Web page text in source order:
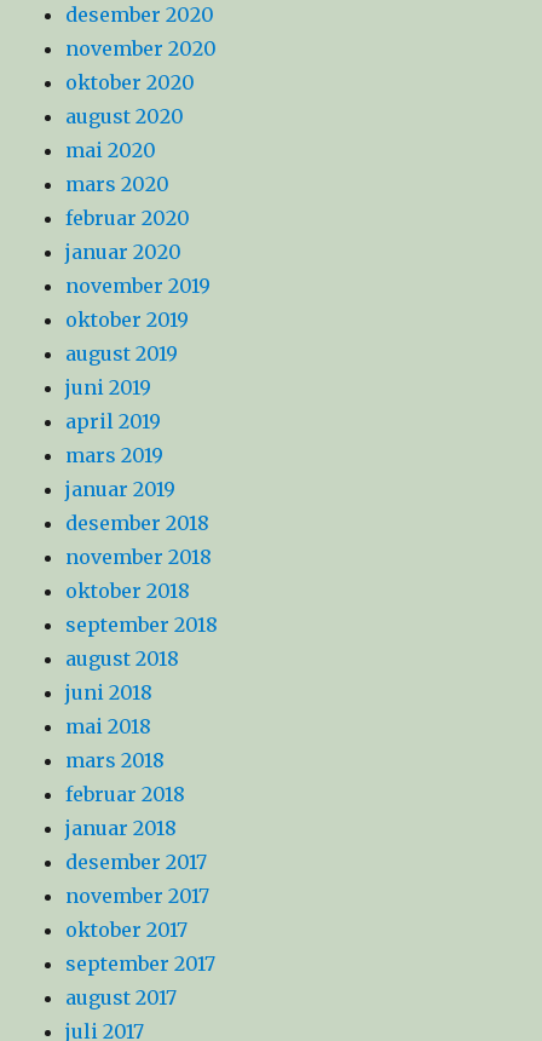
desember 2020
november 2020
oktober 2020
august 2020
mai 2020
mars 2020
februar 2020
januar 2020
november 2019
oktober 2019
august 2019
juni 2019
april 2019
mars 2019
januar 2019
desember 2018
november 2018
oktober 2018
september 2018
august 2018
juni 2018
mai 2018
mars 2018
februar 2018
januar 2018
desember 2017
november 2017
oktober 2017
september 2017
august 2017
juli 2017